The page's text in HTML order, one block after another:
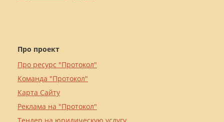
Про проект
Про ресурс "Протокол"
Команда "Протокол"
Карта Сайту
Реклама на "Протокол"